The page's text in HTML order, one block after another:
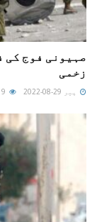
صہیونی فوج کی
زخمی
پیر 29-08-2022